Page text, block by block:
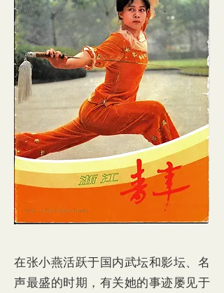
在张小燕活跃于国内武坛和影坛、名
声最盛的时期，有关她的事迹屡见于